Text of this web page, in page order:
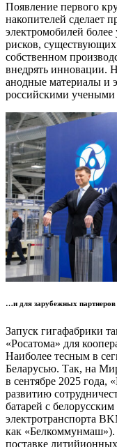
Появление первого
накопителей сделает
электромобилей
рисков,
собственном
внедрять инновации.
анодные материалы и
российскими
…и для зарубежных партнеров
Запуск гигафабрики
«Росатома» для
Наиболее тесным в
Беларусью. Так, на
в сентябре 2025 года,
развитию
батарей с
электротранспорта
как
поставке